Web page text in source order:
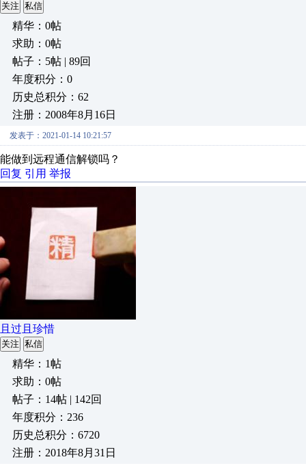
关注 私信
精华：0帖
求助：0帖
帖子：5帖 | 89回
年度积分：0
历史总积分：62
注册：2008年8月16日
发表于：2021-01-14 10:21:57
能做到远程通信解锁吗？
回复 引用 举报
且过且珍惜
关注 私信
精华：1帖
求助：0帖
帖子：14帖 | 142回
年度积分：236
历史总积分：6720
注册：2018年8月31日